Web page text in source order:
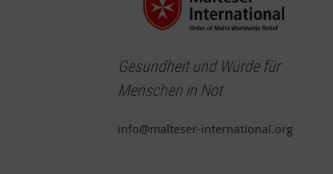
Gesundheit und Würde für
Menschen in Not
info@malteser-international.org